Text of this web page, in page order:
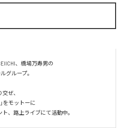
、橋場万寿男の
グループ。
ぜ、
をモットーに
、路上ライブにて活動中。